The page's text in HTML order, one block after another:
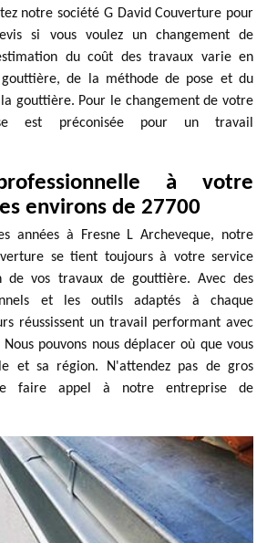
notre société G David Couverture pour
si vous voulez un changement de
du coût des travaux varie en
de la méthode de pose et du
gouttière. Pour le changement de votre
est préconisée pour un travail
à votre
environs de 27700
années à Fresne L Archeveque, notre
se tient toujours à votre service
de vos travaux de gouttière. Avec des
et les outils adaptés à chaque
réussissent un travail performant avec
pouvons nous déplacer où que vous
et sa région. N'attendez pas de gros
faire appel à notre entreprise de